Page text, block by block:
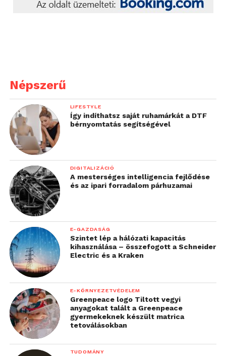
Népszerű
LIFESTYLE
Így indíthatsz saját ruhamárkát a DTF
bérnyomtatás segítségével
DIGITALIZÁCIÓ
A mesterséges intelligencia fejlődése
és az ipari forradalom párhuzamai
E-GAZDASÁG
Szintet lép a hálózati kapacitás
kihasználása – összefogott a Schneider
Electric és a Kraken
E-KÖRNYEZETVÉDELEM
Greenpeace logo Tiltott vegyi
anyagokat talált a Greenpeace
gyermekeknek készült matrica
tetoválásokban
TUDOMÁNY